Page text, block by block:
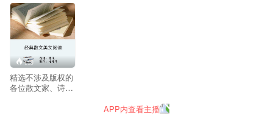
119
精选不涉及版权的
各位散文家、诗人
APP内查看主播